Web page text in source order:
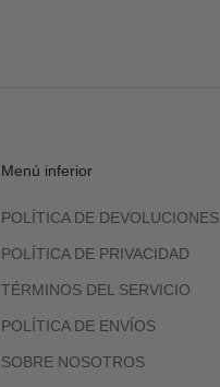
Menú inferior
POLÍTICA DE DEVOLUCIONES
POLÍTICA DE PRIVACIDAD
TÉRMINOS DEL SERVICIO
POLÍTICA DE ENVÍOS
SOBRE NOSOTROS